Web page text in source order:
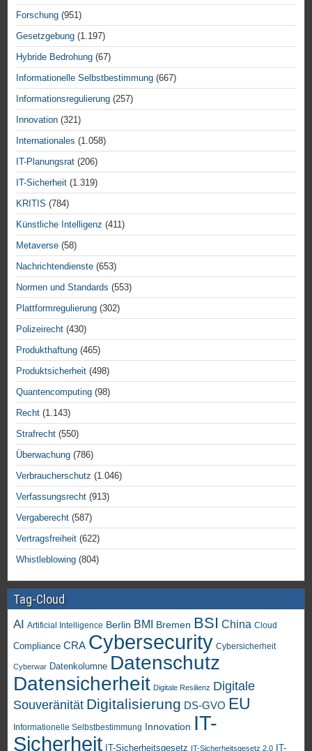
Forschung (951)
Gesetzgebung (1.197)
Hybride Bedrohung (67)
Informationelle Selbstbestimmung (667)
Informationsregulierung (257)
Innovation (321)
Internationales (1.058)
IT-Planungsrat (206)
IT-Sicherheit (1.319)
KRITIS (784)
Künstliche Intelligenz (411)
Metaverse (58)
Nachrichtendienste (653)
Normen und Standards (553)
Plattformregulierung (302)
Polizeirecht (430)
Produkthaftung (465)
Produktsicherheit (498)
Quantencomputing (98)
Recht (1.143)
Strafrecht (550)
Überwachung (786)
Verbraucherschutz (1.046)
Verfassungsrecht (913)
Vergaberecht (587)
Vertragsfreiheit (622)
Whistleblowing (804)
Tag-Cloud
AI Artificial Intelligence Berlin BMI Bremen BSI China Cloud
Compliance CRA Cybersecurity Cybersicherheit
Cyberwar Datenkolumne Datenschutz
Datensicherheit Digitale Resilienz Digitale
Souveränität Digitalisierung DS-GVO EU
Informationelle Selbstbestimmung Innovation IT-
Sicherheit IT-Sicherheitsgesetz IT-Sicherheitsgesetz 2.0
IT-